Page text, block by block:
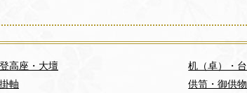
登高座・大壇
机（卓）・台
掛軸
供笥・御供物